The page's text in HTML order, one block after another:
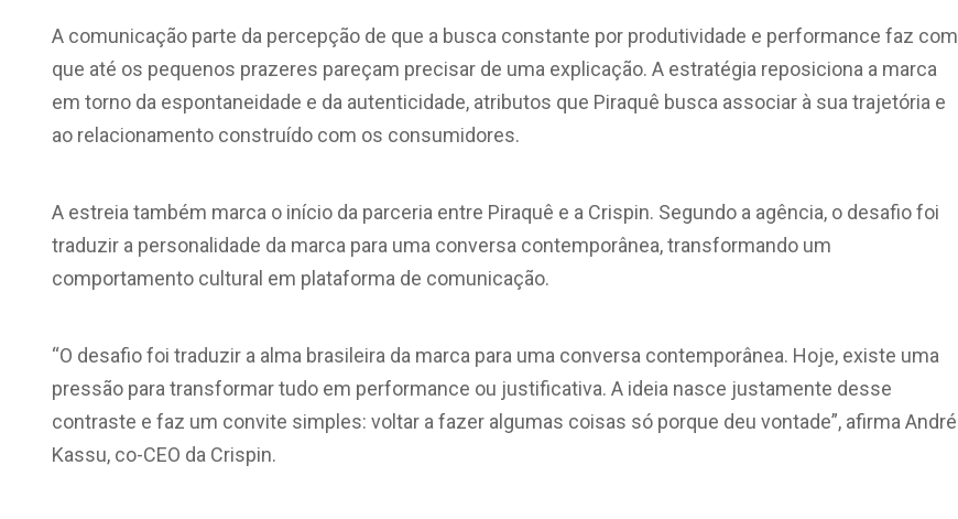
A comunicação parte da percepção de que a busca constante por produtividade e performance faz com
que até os pequenos prazeres pareçam precisar de uma explicação. A estratégia reposiciona a marca
em torno da espontaneidade e da autenticidade, atributos que Piraquê busca associar à sua trajetória e
ao relacionamento construído com os consumidores.
A estreia também marca o início da parceria entre Piraquê e a Crispin. Segundo a agência, o desafio foi
traduzir a personalidade da marca para uma conversa contemporânea, transformando um
comportamento cultural em plataforma de comunicação.
“O desafio foi traduzir a alma brasileira da marca para uma conversa contemporânea. Hoje, existe uma
pressão para transformar tudo em performance ou justificativa. A ideia nasce justamente desse
contraste e faz um convite simples: voltar a fazer algumas coisas só porque deu vontade”, afirma André
Kassu, co-CEO da Crispin.